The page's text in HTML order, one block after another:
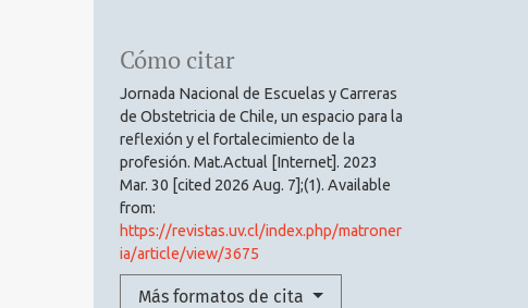
Cómo citar
Jornada Nacional de Escuelas y Carreras
de Obstetricia de Chile, un espacio para la
reflexión y el fortalecimiento de la
profesión. Mat.Actual [Internet]. 2023
Mar. 30 [cited 2026 Aug. 7];(1). Available
from:
https://revistas.uv.cl/index.php/matroner
ia/article/view/3675
Más formatos de cita